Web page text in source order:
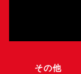
その他